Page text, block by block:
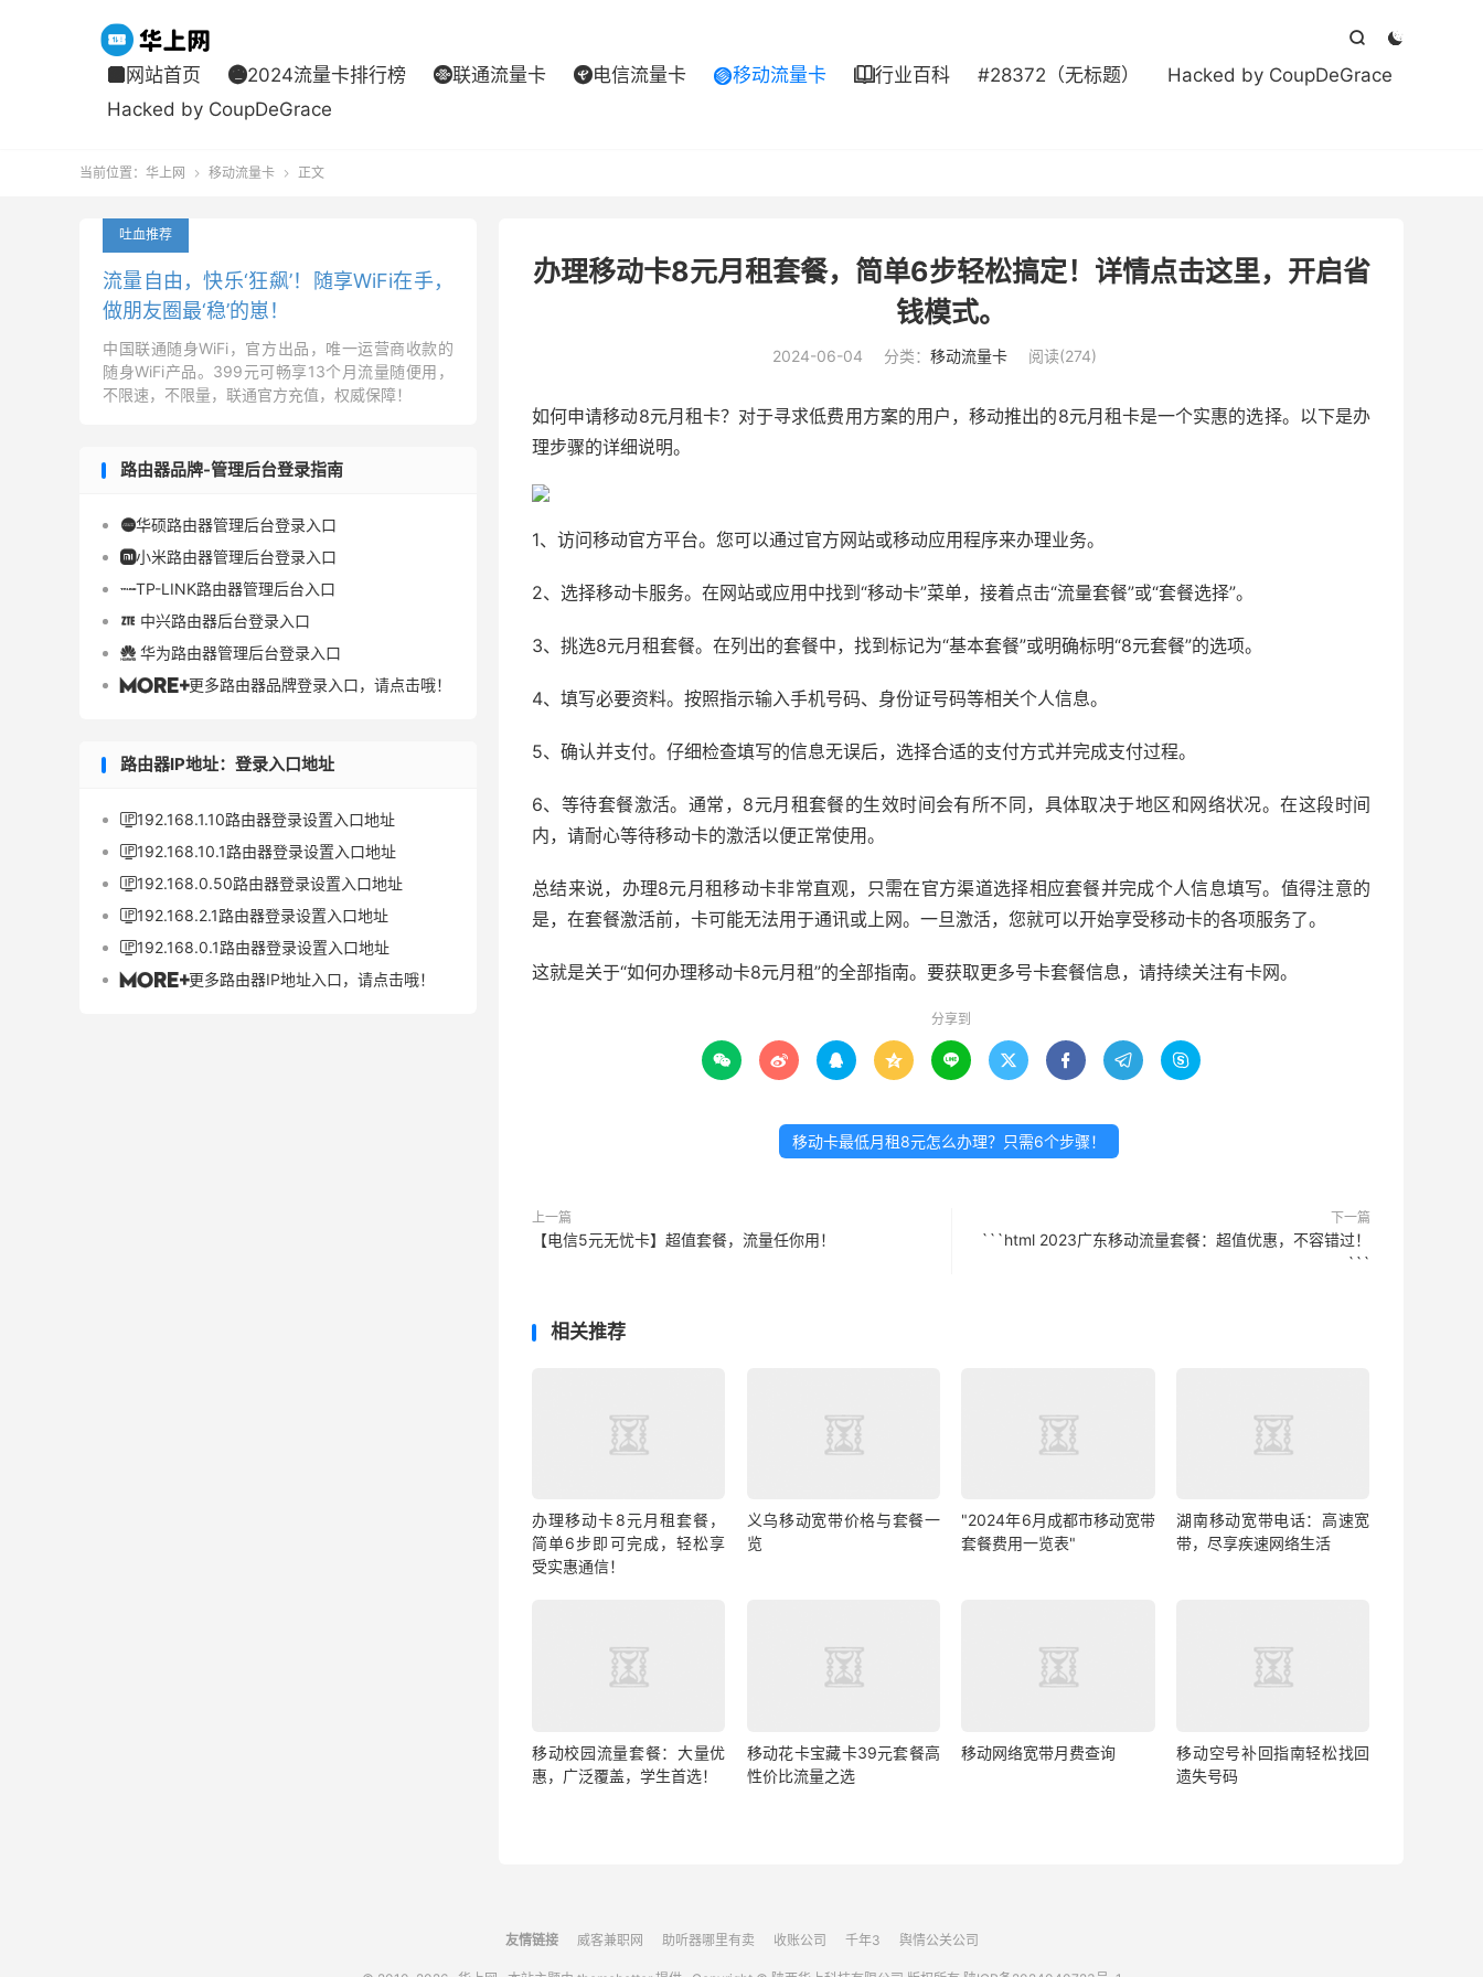


 网站首页 2024流量卡排行榜 联通流量卡 电信流量卡 移动流量卡 行业百科 #28372（无标题）
Hacked by CoupDeGrace
Hacked by CoupDeGrace
当前位置： 华上网  移动流量卡  正文
办理移动卡8元月租套餐，简单6步轻松搞定！详情点击这里，开启省
钱模式。
2024-06-04 分类： 移动流量卡 阅读(274)
如何申请移动8元月租卡？对于寻求低费用方案的用户，移动推出的8元月租卡是一个实惠的选择。以下是办
理步骤的详细说明。
1、访问移动官方平台。您可以通过官方网站或移动应用程序来办理业务。
2、选择移动卡服务。在网站或应用中找到“移动卡”菜单，接着点击“流量套餐”或“套餐选择”。
3、挑选8元月租套餐。在列出的套餐中，找到标记为“基本套餐”或明确标明“8元套餐”的选项。
4、填写必要资料。按照指示输入手机号码、身份证号码等相关个人信息。
5、确认并支付。仔细检查填写的信息无误后，选择合适的支付方式并完成支付过程。
6、等待套餐激活。通常，8元月租套餐的生效时间会有所不同，具体取决于地区和网络状况。在这段时间
内，请耐心等待移动卡的激活以便正常使用。
总结来说，办理8元月租移动卡非常直观，只需在官方渠道选择相应套餐并完成个人信息填写。值得注意的
是，在套餐激活前，卡可能无法用于通讯或上网。一旦激活，您就可以开始享受移动卡的各项服务了。
这就是关于“如何办理移动卡8元月租”的全部指南。要获取更多号卡套餐信息，请持续关注有卡网。
分享到
        
移动卡最低月租8元怎么办理？只需6个步骤！
上一篇
【电信5元无忧卡】超值套餐，流量任你用！
下一篇
```html 2023广东移动流量套餐：超值优惠，不容错过！
```
相关推荐
办理移动卡8元月租套餐，
简单6步即可完成，轻松享
受实惠通信！
义乌移动宽带价格与套餐一
览
"2024年6月成都市移动宽带
套餐费用一览表"
湖南移动宽带电话：高速宽
带，尽享疾速网络生活
移动校园流量套餐：大量优
惠，广泛覆盖，学生首选！
移动花卡宝藏卡39元套餐高
性价比流量之选
移动网络宽带月费查询
移动空号补回指南轻松找回
遗失号码
吐血推荐
流量自由，快乐‘狂飙’！随享WiFi在手，
做朋友圈最‘稳’的崽！
中国联通随身WiFi，官方出品，唯一运营商收款的
随身WiFi产品。399元可畅享13个月流量随便用，
不限速，不限量，联通官方充值，权威保障！
路由器品牌-管理后台登录指南
华硕路由器管理后台登录入口
小米路由器管理后台登录入口
TP-LINK路由器管理后台入口
 中兴路由器后台登录入口
 华为路由器管理后台登录入口
更多路由器品牌登录入口，请点击哦！
路由器IP地址：登录入口地址
192.168.1.10路由器登录设置入口地址
192.168.10.1路由器登录设置入口地址
192.168.0.50路由器登录设置入口地址
192.168.2.1路由器登录设置入口地址
192.168.0.1路由器登录设置入口地址
更多路由器IP地址入口，请点击哦！
友情链接 威客兼职网 助听器哪里有卖 收账公司 千年3 舆情公关公司